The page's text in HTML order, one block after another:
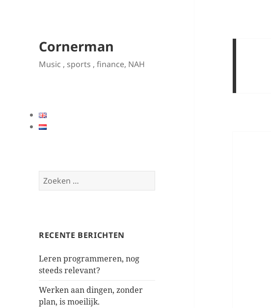
Cornerman
Music , sports , finance, NAH
Zoeken
naar:
RECENTE BERICHTEN
Leren programmeren, nog
steeds relevant?
Werken aan dingen, zonder
plan, is moeilijk.